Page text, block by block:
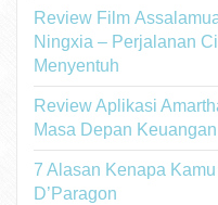
Review Film
Ningxia – Perjalanan
Menyentuh
Review Aplikasi
Masa Depan Keuangan
7 Alasan Kenapa
D’Paragon